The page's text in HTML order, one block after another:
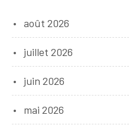
août 2026
juillet 2026
juin 2026
mai 2026